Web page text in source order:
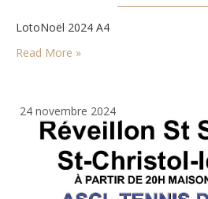
LotoNoël 2024 A4
Read More »
24 novembre 2024